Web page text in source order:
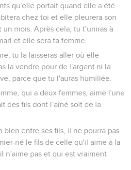
qu'elle portait quand elle a été
chez toi et elle pleurera son
mois. Après cela, tu t’uniras à
et elle sera ta femme.
tu la laisseras aller où elle
la vendre pour de l'argent ni la
parce que tu l'auras humiliée.
qui a deux femmes, aime l'une
des fils dont l’aîné soit de la
bien entre ses fils, il ne pourra pas
né le fils de celle qu'il aime à la
n'aime pas et qui est vraiment